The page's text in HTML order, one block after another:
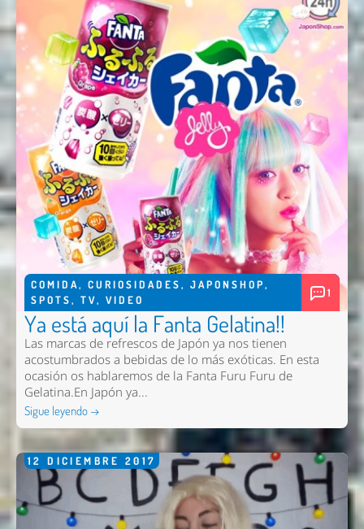
COMIDA, CURIOSIDADES, JAPONSHOP,
SPOTS, TV, VIDEO
1
Ya está aquí la Fanta Gelatina!!
Las marcas de refrescos de Japón ya nos tienen
acostumbrados a bebidas de lo más exóticas. En esta
ocasión os hablaremos de la Fanta Furu Furu de
Gelatina.En Japón ya...
Sigue leyendo →
12 DICIEMBRE 2017
Enviar